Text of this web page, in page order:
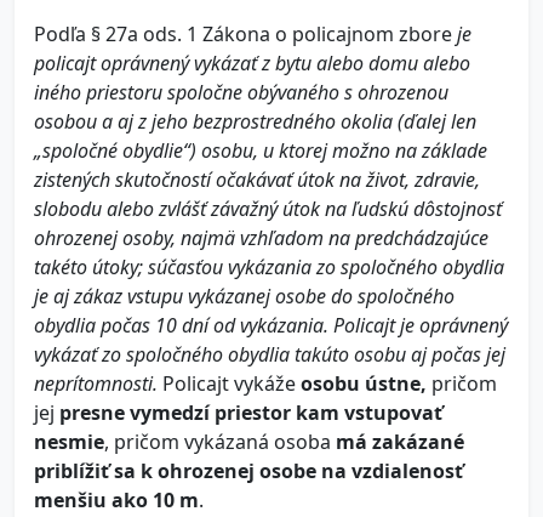
Podľa § 27a ods. 1 Zákona o policajnom zboreje
policajt oprávnený vykázať z bytu alebo domu alebo
iného priestoru spoločne obývaného s ohrozenou
osobou a aj z jeho bezprostredného okolia (ďalej len
„spoločné obydlie“) osobu, u ktorej možno na základe
zistených skutočností očakávať útok na život, zdravie,
slobodu alebo zvlášť závažný útok na ľudskú dôstojnosť
ohrozenej osoby, najmä vzhľadom na predchádzajúce
takéto útoky; súčasťou vykázania zo spoločného obydlia
je aj zákaz vstupu vykázanej osobe do spoločného
obydlia počas 10 dní od vykázania. Policajt je oprávnený
vykázať zo spoločného obydlia takúto osobu aj počas jej
neprítomnosti. Policajt vykážeosobu ústne, pričom
jej presne vymedzí priestor kam vstupovať
nesmie, pričom vykázaná osoba má zakázané
priblížiťsa k ohrozenej osobe na vzdialenosť
menšiu ako 10 m.